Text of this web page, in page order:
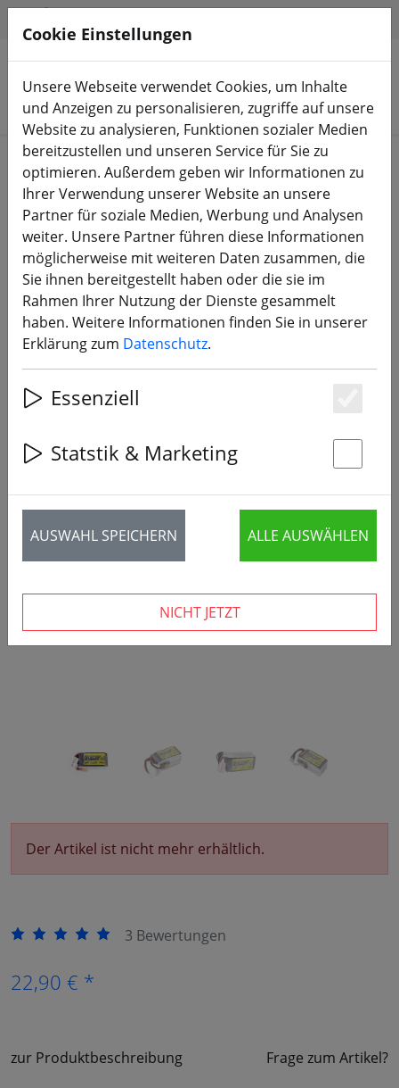
Produkte suchen
Start Akkus LiPo Akku
Tattu R-Line Batterie LiPo Akku
850mAh 14.8V 95C 4S1P XT30
‹ ›
Der Artikel ist nicht mehr erhältlich.
3 Bewertungen
22,90 € *
zur Produktbeschreibung Frage zum Artikel?
Cookie Einstellungen
Unsere Webseite verwendet Cookies, um Inhalte
und Anzeigen zu personalisieren, zugriffe auf unsere
Website zu analysieren, Funktionen sozialer Medien
bereitzustellen und unseren Service für Sie zu
optimieren. Außerdem geben wir Informationen zu
Ihrer Verwendung unserer Website an unsere
Partner für soziale Medien, Werbung und Analysen
weiter. Unsere Partner führen diese Informationen
möglicherweise mit weiteren Daten zusammen, die
Sie ihnen bereitgestellt haben oder die sie im
Rahmen Ihrer Nutzung der Dienste gesammelt
haben. Weitere Informationen finden Sie in unserer
Erklärung zum Datenschutz.
Essenziell
Statstik & Marketing
AUSWAHL SPEICHERN ALLE AUSWÄHLEN
NICHT JETZT